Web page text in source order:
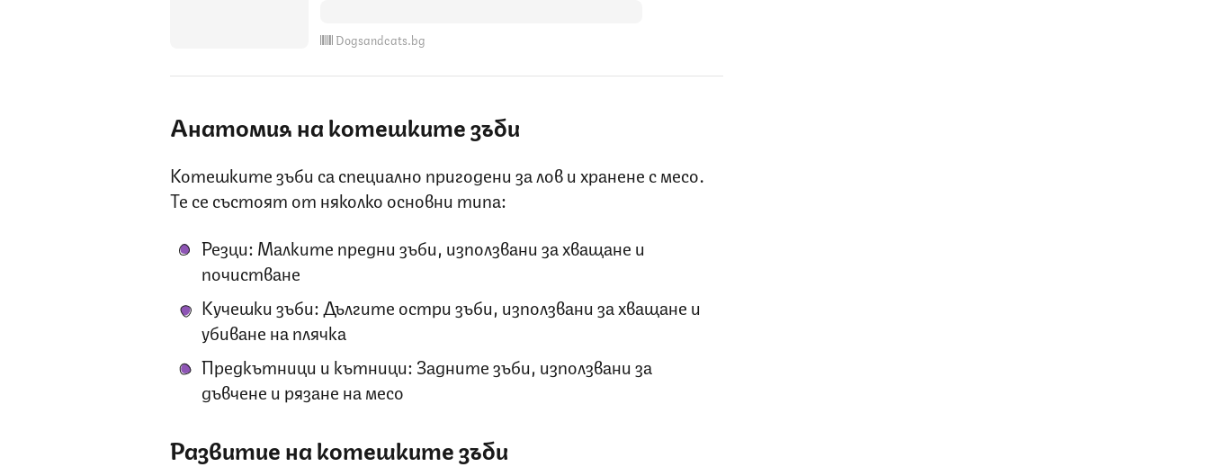
Dogsandcats.bg
Анатомия на котешките зъби
Котешките зъби са специално пригодени за лов и хранене с месо.
Те се състоят от няколко основни типа:
Резци: Малките предни зъби, използвани за хващане и
почистване
Кучешки зъби: Дългите остри зъби, използвани за хващане и
убиване на плячка
Предкътници и кътници: Задните зъби, използвани за
дъвчене и рязане на месо
Развитие на котешките зъби